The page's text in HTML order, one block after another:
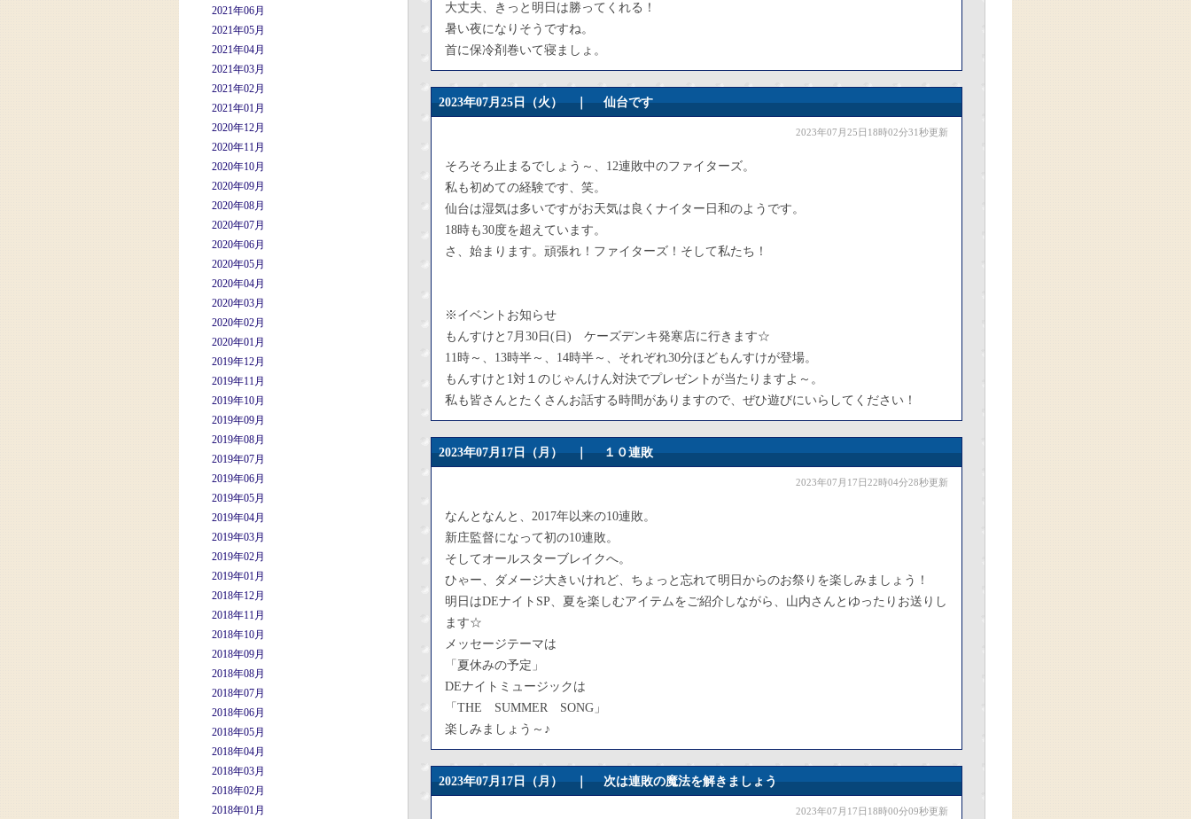
2021年06月
2021年05月
2021年04月
2021年03月
2021年02月
2021年01月
2020年12月
2020年11月
2020年10月
2020年09月
2020年08月
2020年07月
2020年06月
2020年05月
2020年04月
2020年03月
2020年02月
2020年01月
2019年12月
2019年11月
2019年10月
2019年09月
2019年08月
2019年07月
2019年06月
2019年05月
2019年04月
2019年03月
2019年02月
2019年01月
2018年12月
2018年11月
2018年10月
2018年09月
2018年08月
2018年07月
2018年06月
2018年05月
2018年04月
2018年03月
2018年02月
2018年01月
大丈夫、きっと明日は勝ってくれる！
暑い夜になりそうですね。
首に保冷剤巻いて寝ましょ。
2023年07月25日（火） ｜仙台です
2023年07月25日18時02分31秒更新
そろそろ止まるでしょう～、12連敗中のファイターズ。
私も初めての経験です、笑。
仙台は湿気は多いですがお天気は良くナイター日和のようです。
18時も30度を超えています。
さ、始まります。頑張れ！ファイターズ！そして私たち！
※イベントお知らせ
もんすけと7月30日(日) ケーズデンキ発寒店に行きます☆
11時～、13時半～、14時半～、それぞれ30分ほどもんすけが登場。
もんすけと1対１のじゃんけん対決でプレゼントが当たりますよ～。
私も皆さんとたくさんお話する時間がありますので、ぜひ遊びにいらしてください！
2023年07月17日（月） ｜１０連敗
2023年07月17日22時04分28秒更新
なんとなんと、2017年以来の10連敗。
新庄監督になって初の10連敗。
そしてオールスターブレイクへ。
ひゃー、ダメージ大きいけれど、ちょっと忘れて明日からのお祭りを楽しみましょう！
明日はDEナイトSP、夏を楽しむアイテムをご紹介しながら、山内さんとゆったりお送りし
ます☆
メッセージテーマは
「夏休みの予定」
DEナイトミュージックは
「THE SUMMER SONG」
楽しみましょう～♪
2023年07月17日（月） ｜次は連敗の魔法を解きましょう
2023年07月17日18時00分09秒更新